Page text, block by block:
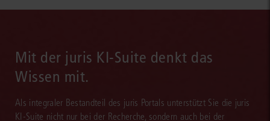
Mit der juris KI-Suite denkt das
Wissen mit.
Als integraler Bestandteil des juris Portals unterstützt Sie die juris
KI-Suite nicht nur bei der Recherche, sondern auch bei der